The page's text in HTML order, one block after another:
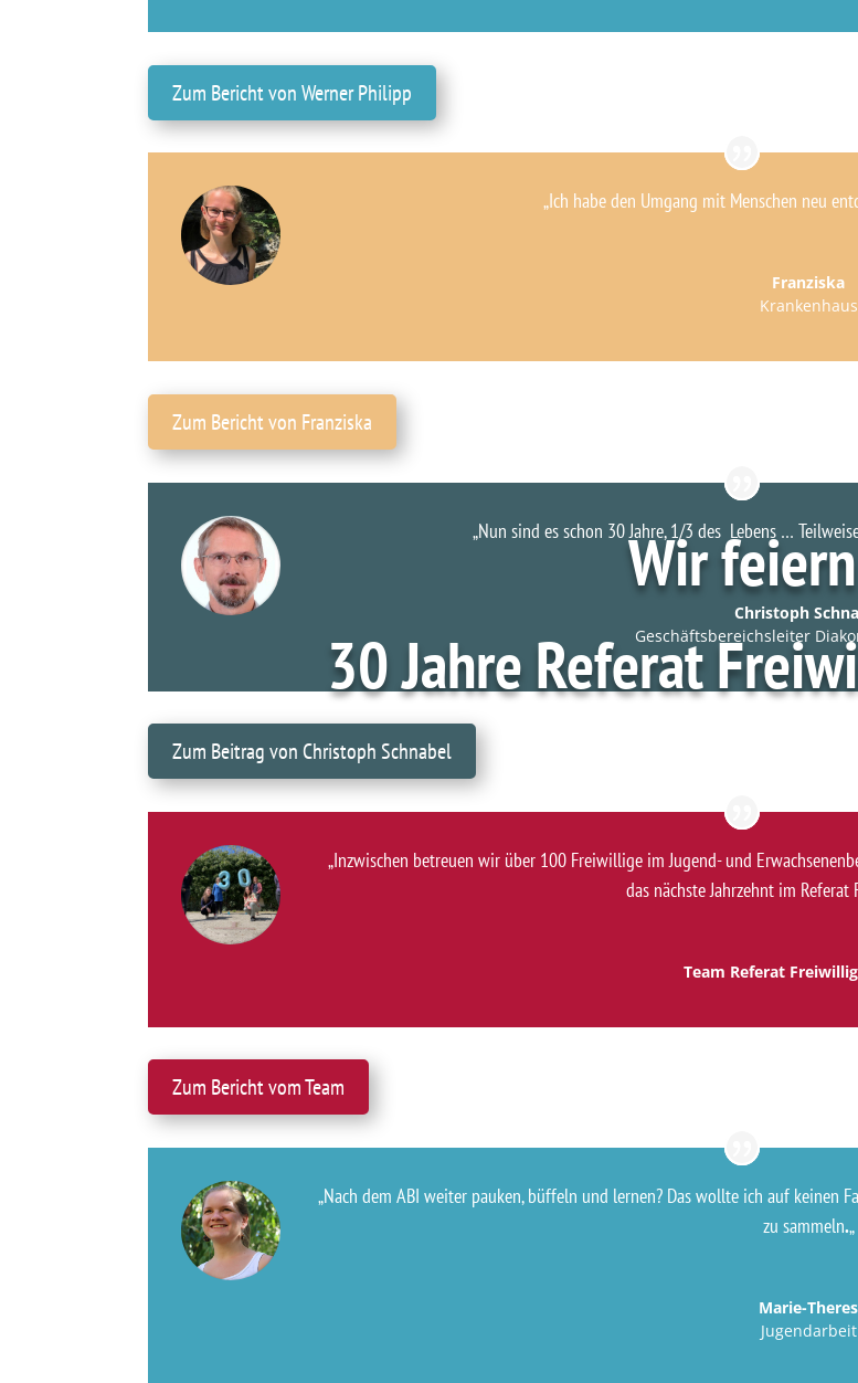
Wir feiern
30 Jahre Referat
Zum Bericht von Werner Philipp
„Ich habe den Umgang mit Menschen neu
Franziska
Krankenhaus
Zum Bericht von Franziska
„Nun sind es schon 30 Jahre, 1/3 des Lebens …
Christoph
Geschäftsbereichsleiter
Zum Beitrag von Christoph Schnabel
„Inzwischen betreuen wir über 100 Freiwillige im Jugend- und
das nächste Jahrzehnt im Referat
Team Referat
Zum Bericht vom Team
„Nach dem ABI weiter pauken, büffeln und lernen? Das wollte ich auf keinen
zu sammeln.„
Marie-Theres
Jugendarbeit